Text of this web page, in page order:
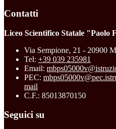
Contatti
Liceo Scientifico Statale "Paolo
Via Sempione, 21 - 20900
Tel: +39 039 235981
Email:
PEC:
mail
C.F.: 85013870150
Seguici su